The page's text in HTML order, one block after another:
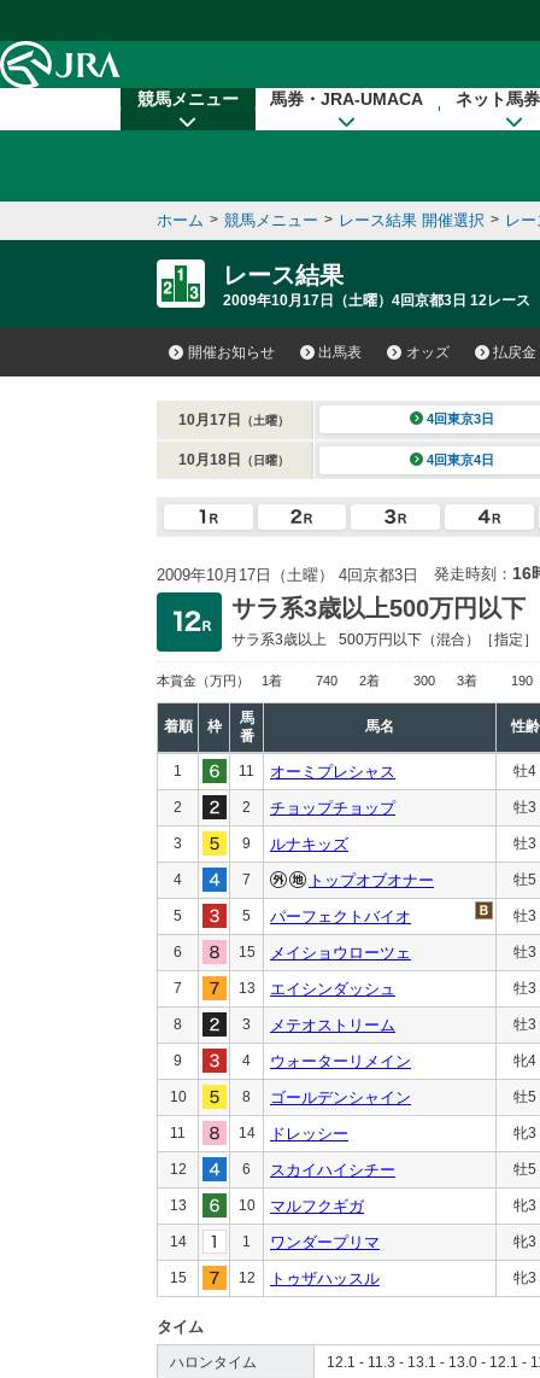
競馬メニュー 馬券・JRA-UMACA ネット馬
ホーム > 競馬メニュー > レース結果 開催選択 > レ
レース結果
2009年10月17日（土曜）4回京都3日 12レース
開催お知らせ 出馬表 オッズ 払戻金
10月17日 （土曜） 4回東京3日
10月18日 （日曜） 4回東京4日
2009年10月17日（土曜） 4回京都3日 発走時刻： 16
サラ系3歳以上500万円以下
サラ系3歳以上 500万円以下 （混合）［指定］
本賞金 （万円） 1着 740 2着 300 3着 190
着順 枠
馬
番
馬名 性齢
1 11 オーミプレシャス 牡4
2 2 チョップチョップ 牡3
3 9 ルナキッズ 牡3
4 7 トップオブオナー 牡5
5 5 パーフェクトバイオ 牡3
6 15 メイショウローツェ 牡3
7 13 エイシンダッシュ 牡3
8 3 メテオストリーム 牡3
9 4 ウォーターリメイン 牝4
10 8 ゴールデンシャイン 牡5
11 14 ドレッシー 牝3
12 6 スカイハイシチー 牡5
13 10 マルフクギガ 牝3
14 1 ワンダープリマ 牝3
15 12 トゥザハッスル 牝3
タイム
ハロンタイム 12.1 - 11.3 - 13.1 - 13.0 - 12.1 -